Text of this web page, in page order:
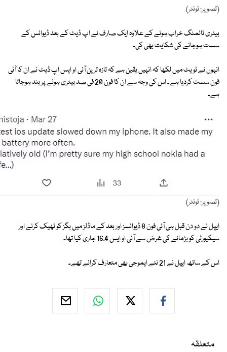
(تصویر: ٹوئٹر)
بیٹری ٹائمنگ خراب ہونے کے علاوہ ایک صارف نے اپ ڈیٹ کے بعد ڈیوائس کے
سست ہوجانے کی شکایت بھی کی۔
انہوں نے ٹویٹ میں لکھا کہ انہیں یقین ہے کہ تازہ ترین آئی او ایس اپ ڈیٹ نے ان کا آئی
فون سست کردیا ہے۔ اس کی وجہ سے ان کا فون 20 فی صد بیٹری ہونے پر بند ہوجاتا
ہے۔
(تصویر: ٹوئٹر)
ایپل نے دو دن قبل ہی آئی فون 8 ڈیوائسز اور بعد کے ماڈلز میں بگز کو ٹھیک کرنے اور
سیکیورٹی کو بڑھانے کی غرض سے آئی او ایس 16.4 جاری کیا تھا۔
اس کے ساتھ ایپل نے 21 نئے ایموجی بھی متعارف کرائے تھے۔
متعلقہ